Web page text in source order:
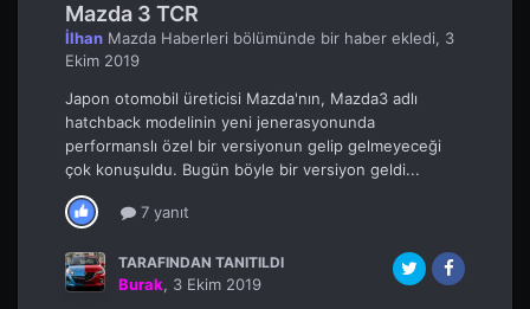
Mazda 3 TCR
İlhan Mazda Haberleri bölümünde bir haber ekledi, 3
Ekim 2019
Japon otomobil üreticisi Mazda'nın, Mazda3 adlı
hatchback modelinin yeni jenerasyonunda
performanslı özel bir versiyonun gelip gelmeyeceği
çok konuşuldu. Bugün böyle bir versiyon geldi...
7 yanıt
TARAFINDAN TANITILDI
Burak, 3 Ekim 2019